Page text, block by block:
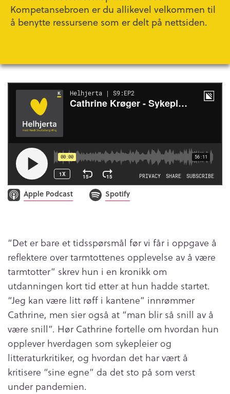
Kompetansebroen er du allikevel velkommen til
å benytte ressursene som er delt på nettsiden.
idehistoriker og sykepleier. Selv om hun
hadde lovet seg selv å ikke ta frem kritikeren i
Apple Podcast Spotify
“Det er bare et tidsspørsmål før vi får i oppgave å
reflektere over tarmtottenes opplevelse av å være
tarmtotter” skrev hun i en kronikk om
utdanningen kort tid etter at hun hadde startet.
“Jeg kan være litt røff i kantene” innrømmer
Cathrine, men sier også at “man blir så snill av å
være snill”. Hør Cathrine fortelle om hvordan hun
opplever hverdagen som sykepleier og
litteraturkritiker, og hvordan det har vært å
kritisere “sine egne” da det sto på som verst
under pandemien.